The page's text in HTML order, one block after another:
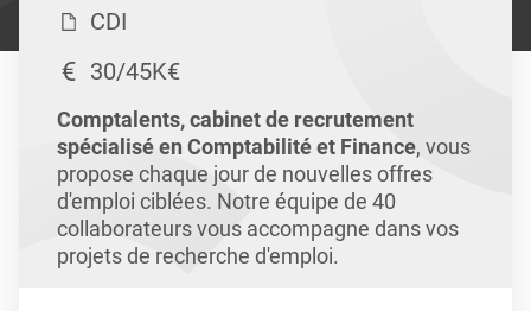
CDI
30/45K€
Comptalents, cabinet de recrutement
spécialisé en Comptabilité et Finance, vous
propose chaque jour de nouvelles offres
d'emploi ciblées. Notre équipe de 40
collaborateurs vous accompagne dans vos
projets de recherche d'emploi.